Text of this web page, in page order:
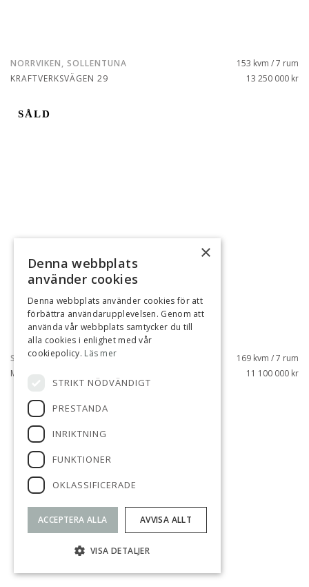
NORRVIKEN, SOLLENTUNA
KRAFTVERKSVÄGEN 29
153 kvm / 7 rum
13 250 000 kr
SÅLD
SJÖBERG, SOLLENTUNA
MORKULLEVÄGEN 16
169 kvm / 7 rum
11 100 000 kr
×
Denna webbplats
använder cookies
Denna webbplats använder cookies för att
förbättra användarupplevelsen. Genom att
använda vår webbplats samtycker du till
alla cookies i enlighet med vår
cookiepolicy. Läs mer
STRIKT NÖDVÄNDIGT
PRESTANDA
INRIKTNING
FUNKTIONER
OKLASSIFICERADE
ACCEPTERA ALLA AVVISA ALLT
VISA DETALJER